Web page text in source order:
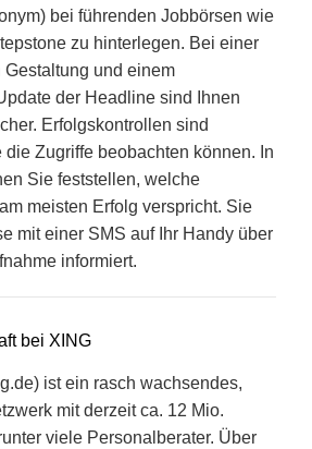
bei führenden Jobbörsen wie
zu hinterlegen. Bei einer
und einem
der Headline sind Ihnen
Erfolgskontrollen sind
die Zugriffe beobachten können. In
Sie feststellen, welche
meisten Erfolg verspricht. Sie
mit einer SMS auf Ihr Handy über
informiert.
bei XING
ist ein rasch wachsendes,
mit derzeit ca. 12 Mio.
viele Personalberater. Über